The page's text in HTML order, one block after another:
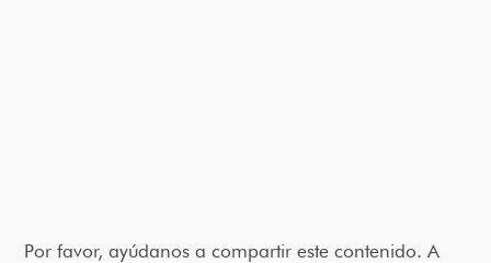
Por favor, ayúdanos a compartir este contenido. A